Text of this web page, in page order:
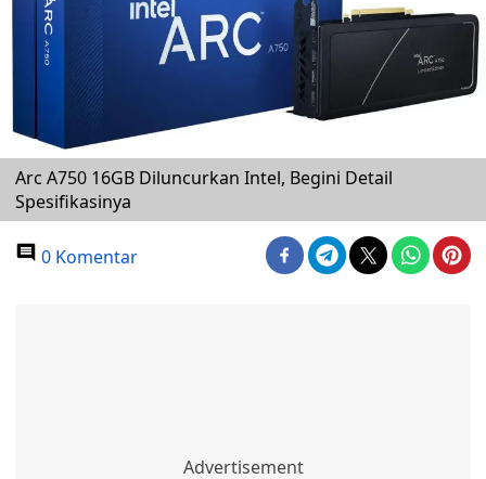
Arc A750 16GB Diluncurkan Intel, Begini Detail
Spesifikasinya
0 Komentar